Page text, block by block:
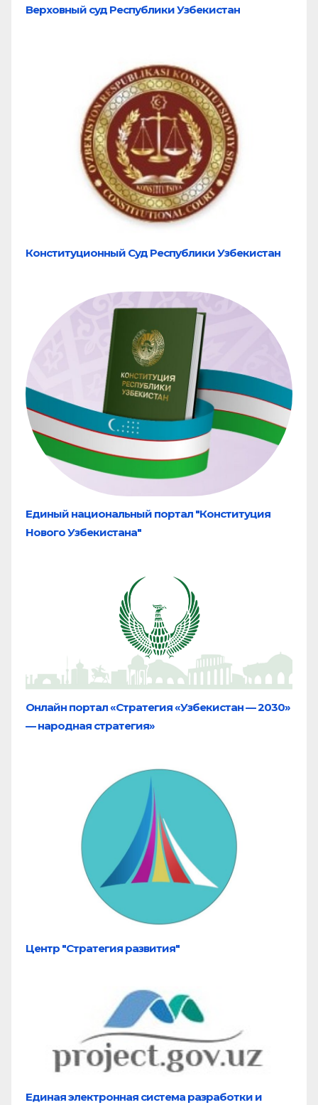
Верховный суд Республики Узбекистан
Конституционный Суд Республики Узбекистан
Единый национальный портал "Конституция
Нового Узбекистана"
Онлайн портал «Стратегия «Узбекистан — 2030»
— народная стратегия»
Центр "Стратегия развития"
Единая электронная система разработки и